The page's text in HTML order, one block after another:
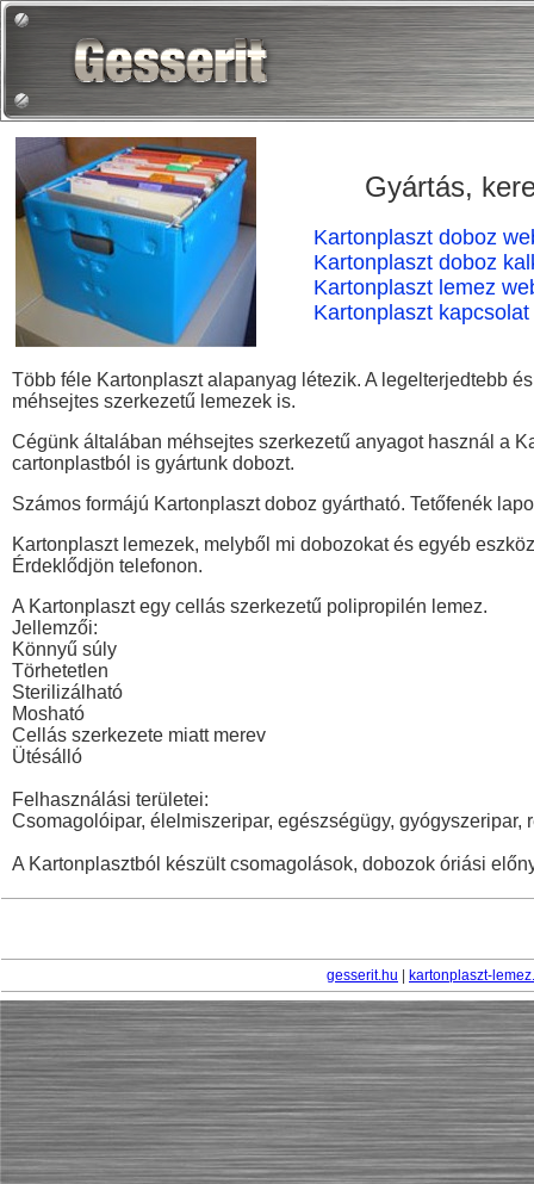
Gyártás,
Kartonplaszt doboz
Kartonplaszt doboz
Kartonplaszt lemez
Kartonplaszt kapcsolat
Több féle Kartonplaszt alapanyag létezik. A legelterjedtebb
méhsejtes szerkezetű lemezek is.
Cégünk általában méhsejtes szerkezetű anyagot használ a
cartonplastból is gyártunk dobozt.
Számos formájú Kartonplaszt doboz gyártható. Tetőfenék
Kartonplaszt lemezek, melyből mi dobozokat és egyéb
Érdeklődjön telefonon.
A Kartonplaszt egy cellás szerkezetű polipropilén lemez.
Jellemzői:
Könnyű súly
Törhetetlen
Sterilizálható
Mosható
Cellás szerkezete miatt merev
Ütésálló
Felhasználási területei:
Csomagolóipar, élelmiszeripar, egészségügy, gyógyszeripar,
A Kartonplasztból készült csomagolások, dobozok óriási
gesserit.hu kartonplaszt-